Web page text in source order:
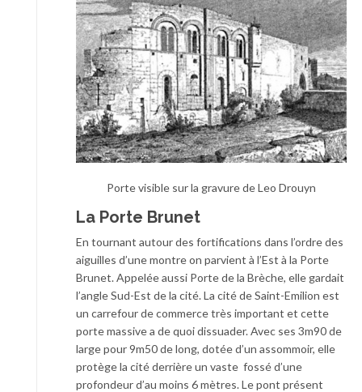
Porte visible sur la gravure de Leo Drouyn
La Porte Brunet
En tournant autour des fortifications dans l’ordre des
aiguilles d’une montre on parvient à l’Est à la Porte
Brunet. Appelée aussi Porte de la Brèche, elle gardait
l’angle Sud-Est de la cité. La cité de Saint-Emilion est
un carrefour de commerce très important et cette
porte massive a de quoi dissuader. Avec ses 3m90 de
large pour 9m50 de long, dotée d’un assommoir, elle
protège la cité derrière un vaste fossé d’une
profondeur d’au moins 6 mètres. Le pont présent